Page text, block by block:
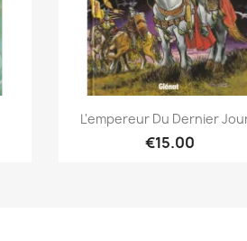
Quick view
L'empereur Du Dernier
€15.00